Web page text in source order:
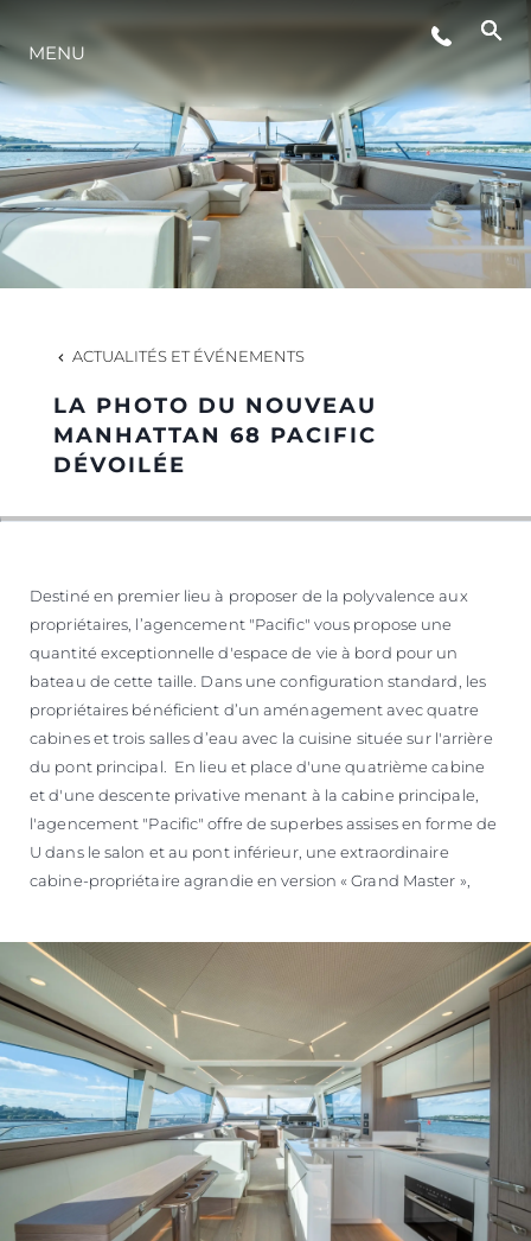
STYLE DE VIE
L'INNOVATION
NOTRE HÉRITAGE
MENU
ACTUALITÉS ET ÉVÉNEMENTS
LA PHOTO DU NOUVEAU
MANHATTAN 68 PACIFIC
DÉVOILÉE
Destiné en premier lieu à proposer de la polyvalence aux
propriétaires, l’agencement "Pacific" vous propose une
quantité exceptionnelle d'espace de vie à bord pour un
bateau de cette taille. Dans une configuration standard, les
propriétaires bénéficient d’un aménagement avec quatre
cabines et trois salles d’eau avec la cuisine située sur l'arrière
du pont principal. En lieu et place d'une quatrième cabine
et d'une descente privative menant à la cabine principale,
l'agencement "Pacific" offre de superbes assises en forme de
U dans le salon et au pont inférieur, une extraordinaire
cabine-propriétaire agrandie en version « Grand Master »,